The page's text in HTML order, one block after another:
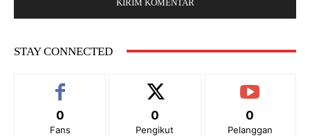
STAY CONNECTED
0
Fans
0
Pengikut
0
Pelanggan